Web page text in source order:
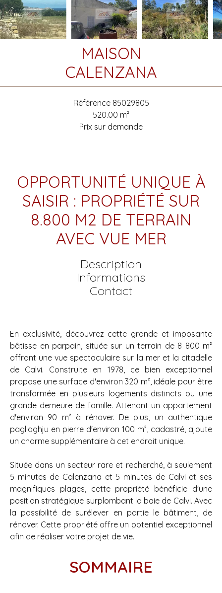
MAISON
CALENZANA
Référence85029805
520.00 m²
Prix sur demande
OPPORTUNITÉ UNIQUE À
SAISIR : PROPRIÉTÉ SUR
8.800 M2 DE TERRAIN
AVEC VUE MER
Description
Informations
Contact
En exclusivité, découvrez cette grande et imposante
bâtisse en parpain, située sur un terrain de 8 800 m²
offrant une vue spectaculaire sur la mer et la citadelle
de Calvi. Construite en 1978, ce bien exceptionnel
propose une surface d'environ 320 m², idéale pour être
transformée en plusieurs logements distincts ou une
grande demeure de famille. Attenant un appartement
d'environ 90 m² à rénover. De plus, un authentique
pagliaghju en pierre d'environ 100 m², cadastré, ajoute
un charme supplémentaire à cet endroit unique.
Située dans un secteur rare et recherché, à seulement
5 minutes de Calenzana et 5 minutes de Calvi et ses
magnifiques plages, cette propriété bénéficie d'une
position stratégique surplombant la baie de Calvi. Avec
la possibilité de surélever en partie le bâtiment, de
rénover. Cette propriété offre un potentiel exceptionnel
afin de réaliser votre projet de vie.
SOMMAIRE